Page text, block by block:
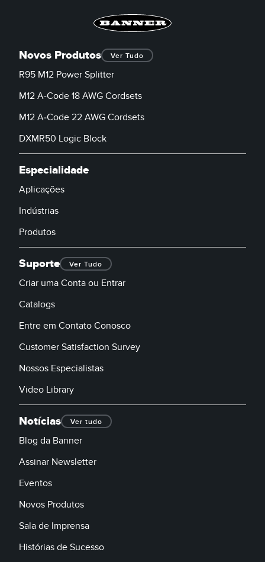
Novos Produtos Ver Tudo
R95 M12 Power Splitter
M12 A-Code 18 AWG Cordsets
M12 A-Code 22 AWG Cordsets
DXMR50 Logic Block
Especialidade
Aplicações
Indústrias
Produtos
Suporte Ver Tudo
Criar uma Conta ou Entrar
Catalogs
Entre em Contato Conosco
Customer Satisfaction Survey
Nossos Especialistas
Video Library
Notícias Ver tudo
Blog da Banner
Assinar Newsletter
Eventos
Novos Produtos
Sala de Imprensa
Histórias de Sucesso